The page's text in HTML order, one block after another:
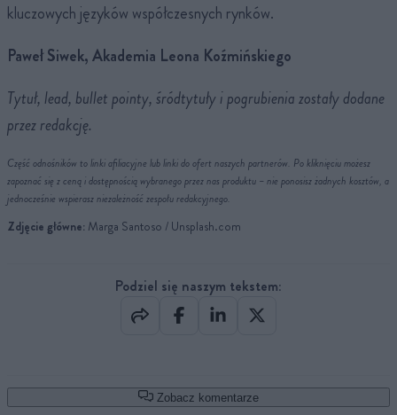
kluczowych języków współczesnych rynków.
Paweł Siwek, Akademia Leona Koźmińskiego
Tytuł, lead, bullet pointy, śródtytuły i pogrubienia zostały dodane
przez redakcję.
Część odnośników to linki afiliacyjne lub linki do ofert naszych partnerów. Po kliknięciu możesz
zapoznać się z ceną i dostępnością wybranego przez nas produktu – nie ponosisz żadnych kosztów, a
jednocześnie wspierasz niezależność zespołu redakcyjnego.
Zdjęcie główne: Marga Santoso / Unsplash.com
Podziel się naszym tekstem:
Zobacz komentarze